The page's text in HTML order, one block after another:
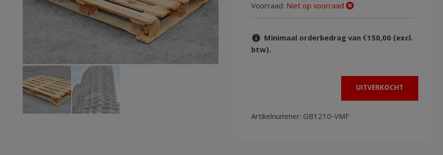
Voorraad: Niet op voorraad
Minimaal orderbedrag van €150,00 (excl.
btw).
UITVERKOCHT
Artikelnummer: GB1210-VMF